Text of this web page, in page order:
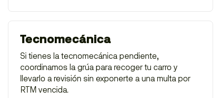
Tecnomecánica
Si tienes la tecnomecánica pendiente,
coordinamos la grúa para recoger tu carro y
llevarlo a revisión sin exponerte a una multa por
RTM vencida.